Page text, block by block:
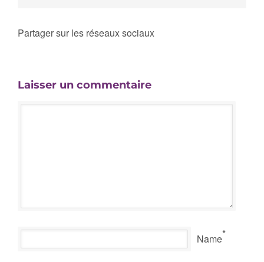
Partager sur les réseaux sociaux
Laisser un commentaire
Name*